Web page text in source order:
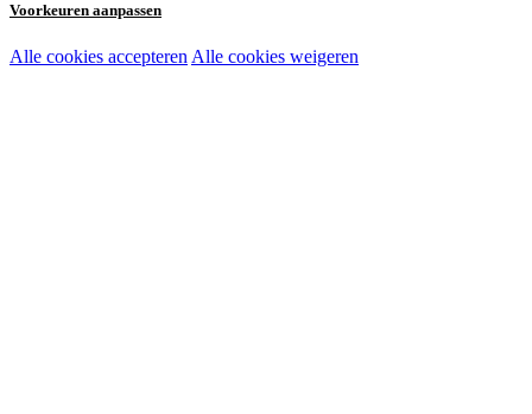
Voorkeuren aanpassen
Noodzakelijke cookies:
Alle cookies accepteren Alle cookies weigeren